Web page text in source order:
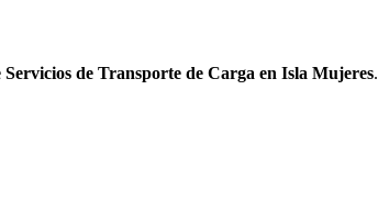
Servicios de Transporte de Carga en Isla Mujeres.